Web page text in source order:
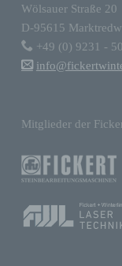
Wölsauer Straße 20
D-95615
+49 (0) 9231 -
Mitglieder der
a)
Person
Kennung
mehreren
Ausdruck